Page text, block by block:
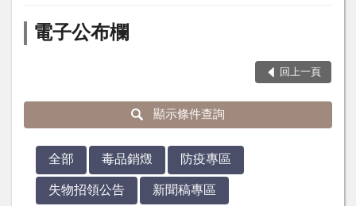
電子公布欄
回上一頁
顯示條件查詢
全部 毒品銷燬 防疫專區
失物招領公告 新聞稿專區